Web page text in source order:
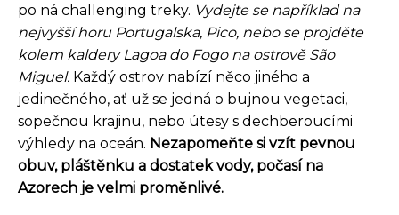
po ná challenging treky. Vydejte se například na
nejvyšší horu Portugalska, Pico, nebo se projděte
kolem kaldery Lagoa do Fogo na ostrově São
Miguel. Každý ostrov nabízí něco jiného a
jedinečného, ať už se jedná o bujnou vegetaci,
sopečnou krajinu, nebo útesy s dechberoucími
výhledy na oceán. Nezapomeňte si vzít pevnou
obuv, pláštěnku a dostatek vody, počasí na
Azorech je velmi proměnlivé.